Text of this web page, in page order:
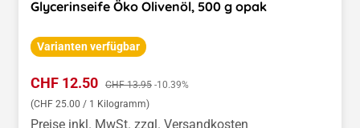
Glycerinseife Öko Olivenöl, 500 g opak
Varianten verfügbar
Verkaufspreis:
CHF 12.50 Regulärer Preis:
CHF 13.95 -10.39%
(CHF 25.00 / 1 Kilogramm)
Preise inkl. MwSt. zzgl. Versandkosten